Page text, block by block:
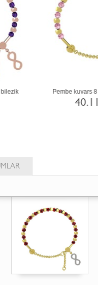
altın bilezik
TL
Yeşil